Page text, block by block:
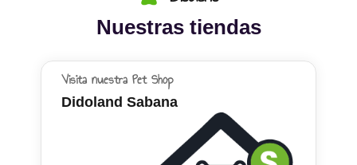
Nuestras tiendas
Visita nuestra Pet Shop
Didoland Sabana